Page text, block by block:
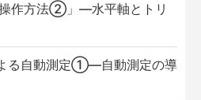
作方法②」—水平軸とトリ
る自動測定①—自動測定の導